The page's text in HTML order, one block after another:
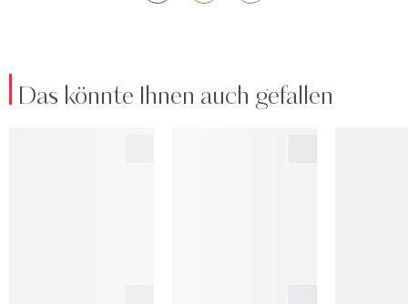
Das könnte Ihnen auch gefallen